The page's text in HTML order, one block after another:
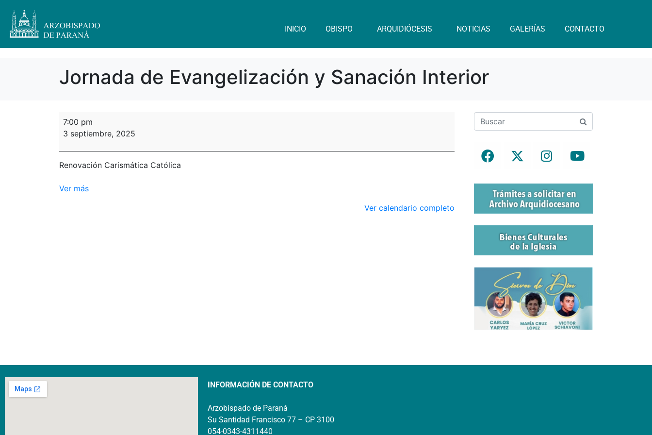
INICIO OBISPO ARQUIDIÓCESIS NOTICIAS GALERÍAS CONTACTO
Jornada de Evangelización y Sanación Interior
7:00 pm
3 septiembre, 2025
Renovación Carismática Católica
Ver más
Ver calendario completo
INFORMACIÓN DE CONTACTO
Arzobispado de Paraná
Su Santidad Francisco 77 – CP 3100
054-0343-4311440